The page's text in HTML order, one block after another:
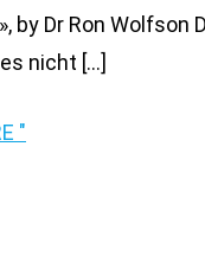
by Dr Ron
nicht […]
"